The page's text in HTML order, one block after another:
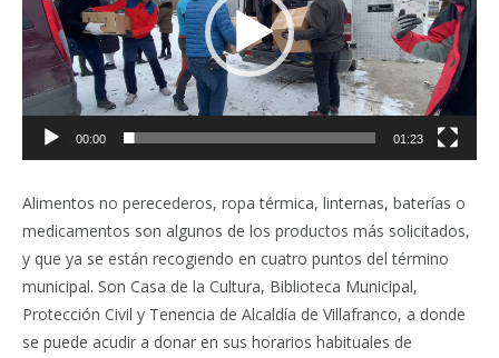
00:00 01:23
Alimentos no perecederos, ropa térmica, linternas, baterías o
medicamentos son algunos de los productos más solicitados,
y que ya se están recogiendo en cuatro puntos del término
municipal. Son Casa de la Cultura, Biblioteca Municipal,
Protección Civil y Tenencia de Alcaldía de Villafranco, a donde
se puede acudir a donar en sus horarios habituales de